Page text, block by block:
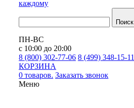
каждому
Поиск
ПН-ВС
с 10:00 до 20:00
8 (800) 302-77-06 8 (499) 348-15-11
КОРЗИНА
0 товаров. Заказать звонок
Меню